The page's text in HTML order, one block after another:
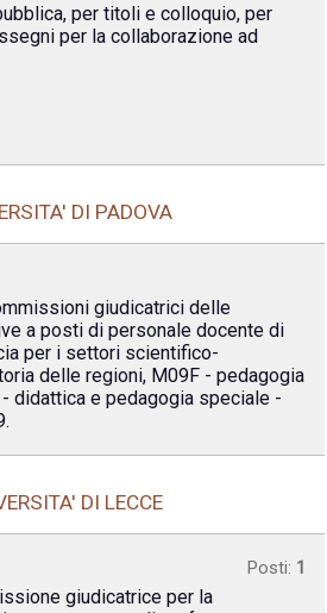
per titoli e colloquio, per
per la collaborazione ad
DI PADOVA
giudicatrici delle
a posti di personale docente di
per i settori scientifico-
delle regioni, M09F - pedagogia
didattica e pedagogia speciale -
DI LECCE
Posti: 1
giudicatrice per la